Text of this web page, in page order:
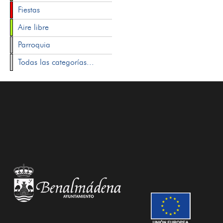
Fiestas
Aire libre
Parroquia
Todas las categorías...